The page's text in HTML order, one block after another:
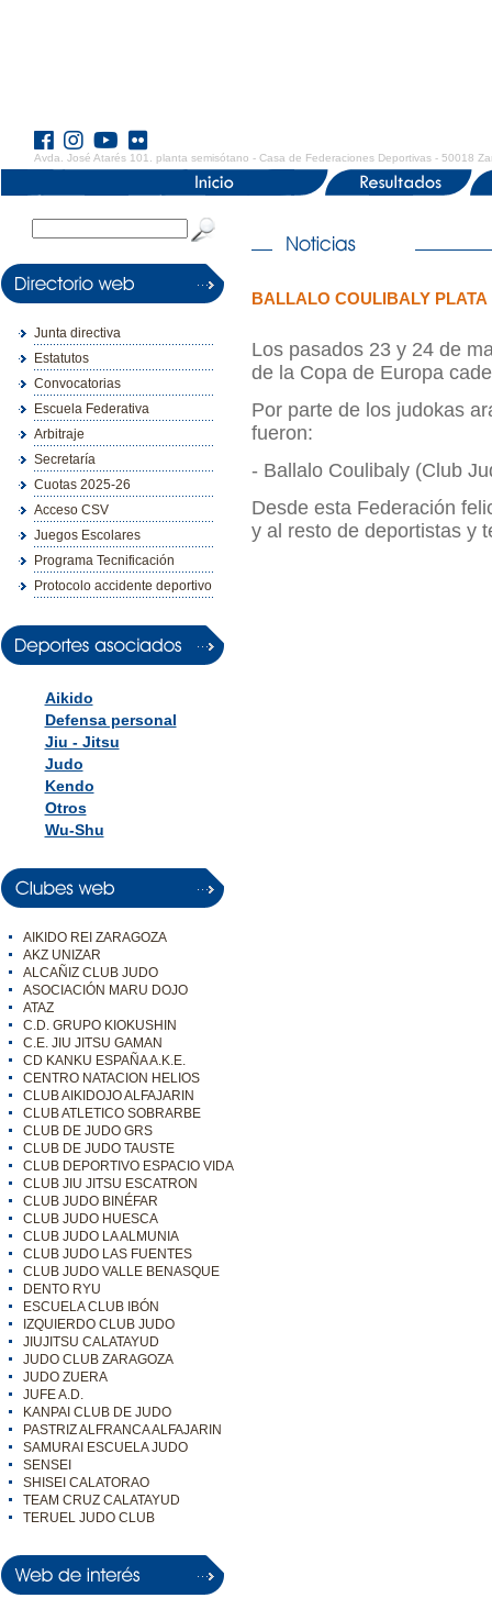
Avda. José Atarés 101. planta semisótano - Casa de Federaciones Deportivas - 50018
Junta directiva
Estatutos
Convocatorias
Escuela Federativa
Arbitraje
Secretaría
Cuotas 2025-26
Acceso CSV
Juegos Escolares
Programa Tecnificación
Protocolo accidente deportivo
Aikido
Defensa personal
Jiu - Jitsu
Judo
Kendo
Otros
Wu-Shu
AIKIDO REI ZARAGOZA
AKZ UNIZAR
ALCAÑIZ CLUB JUDO
ASOCIACIÓN MARU DOJO
ATAZ
C.D. GRUPO KIOKUSHIN
C.E. JIU JITSU GAMAN
CD KANKU ESPAÑA A.K.E.
CENTRO NATACION HELIOS
CLUB AIKIDOJO ALFAJARIN
CLUB ATLETICO SOBRARBE
CLUB DE JUDO GRS
CLUB DE JUDO TAUSTE
CLUB DEPORTIVO ESPACIO VIDA
CLUB JIU JITSU ESCATRON
CLUB JUDO BINÉFAR
CLUB JUDO HUESCA
CLUB JUDO LA ALMUNIA
CLUB JUDO LAS FUENTES
CLUB JUDO VALLE BENASQUE
DENTO RYU
ESCUELA CLUB IBÓN
IZQUIERDO CLUB JUDO
JIUJITSU CALATAYUD
JUDO CLUB ZARAGOZA
JUDO ZUERA
JUFE A.D.
KANPAI CLUB DE JUDO
PASTRIZ ALFRANCA ALFAJARIN
SAMURAI ESCUELA JUDO
SENSEI
SHISEI CALATORAO
TEAM CRUZ CALATAYUD
TERUEL JUDO CLUB
BALLALO COULIBALY PLATA
Los pasados 23 y 24 de
de la Copa de Europa
Por parte de los judokas
fueron:
- Ballalo Coulibaly (Club
Desde esta Federación
y al resto de deportistas y